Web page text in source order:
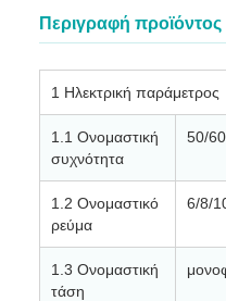
Περιγραφή προϊόντος
1 Ηλεκτρική παράμετρος
1.1 Ονομαστική
συχνότητα
50/
1.2 Ονομαστικό
ρεύμα
6/8/
1.3 Ονομαστική
τάση